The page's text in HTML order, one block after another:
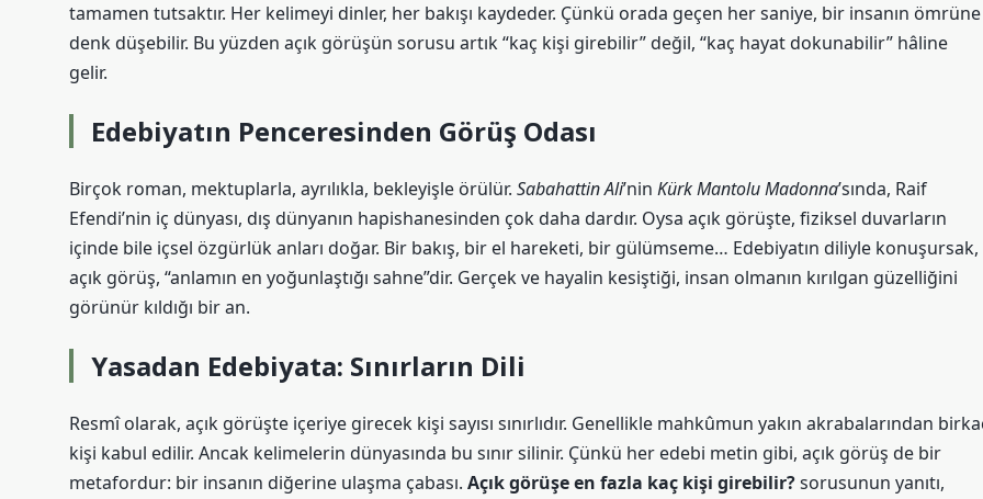
tamamen tutsaktır. Her kelimeyi dinler, her bakışı kaydeder. Çünkü orada geçen her saniye, bir insanın ömrüne
denk düşebilir. Bu yüzden açık görüşün sorusu artık “kaç kişi girebilir” değil, “kaç hayat dokunabilir” hâline
gelir.
Edebiyatın Penceresinden Görüş Odası
Birçok roman, mektuplarla, ayrılıkla, bekleyişle örülür. Sabahattin Ali’nin Kürk Mantolu Madonna’sında, Raif
Efendi’nin iç dünyası, dış dünyanın hapishanesinden çok daha dardır. Oysa açık görüşte, fiziksel duvarların
içinde bile içsel özgürlük anları doğar. Bir bakış, bir el hareketi, bir gülümseme… Edebiyatın diliyle konuşursak,
açık görüş, “anlamın en yoğunlaştığı sahne”dir. Gerçek ve hayalin kesiştiği, insan olmanın kırılgan güzelliğini
görünür kıldığı bir an.
Yasadan Edebiyata: Sınırların Dili
Resmî olarak, açık görüşte içeriye girecek kişi sayısı sınırlıdır. Genellikle mahkûmun yakın akrabalarından
kişi kabul edilir. Ancak kelimelerin dünyasında bu sınır silinir. Çünkü her edebi metin gibi, açık görüş de bir
metafordur: bir insanın diğerine ulaşma çabası. Açık görüşe en fazla kaç kişi girebilir?sorusunun yanıtı,